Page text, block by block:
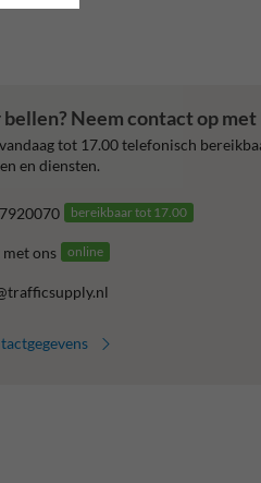
Neem contact op met
tot 17.00 telefonisch
en diensten.
bereikbaar tot 17.00
ons online